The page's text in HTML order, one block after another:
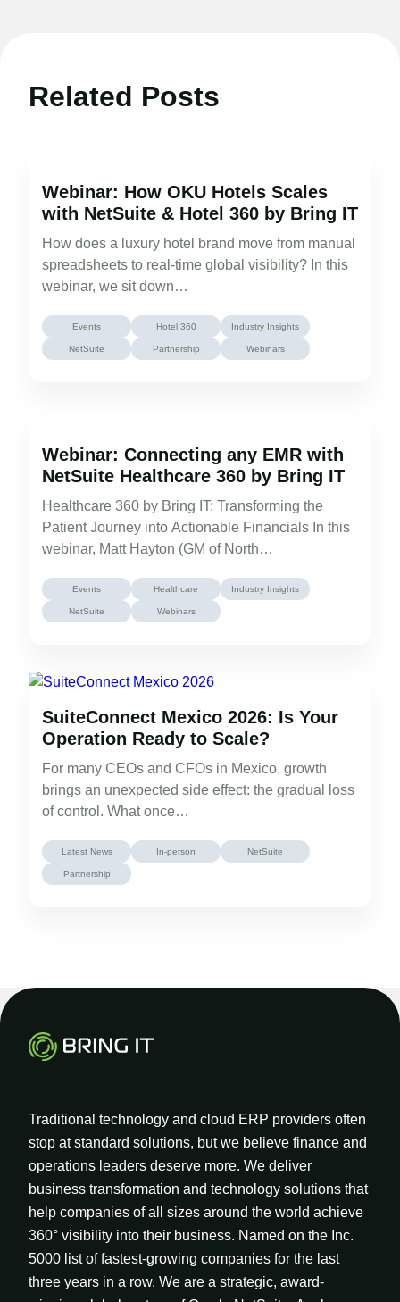
Related Posts
Webinar: How OKU Hotels Scales
with NetSuite & Hotel 360 by Bring IT
How does a luxury hotel brand move from manual
spreadsheets to real-time global visibility? In this
webinar, we sit down…
Events Hotel 360 Industry Insights
NetSuite Partnership Webinars
Webinar: Connecting any EMR with
NetSuite Healthcare 360 by Bring IT
Healthcare 360 by Bring IT: Transforming the
Patient Journey into Actionable Financials In this
webinar, Matt Hayton (GM of North…
Events Healthcare Industry Insights
NetSuite Webinars
SuiteConnect Mexico 2026: Is Your
Operation Ready to Scale?
For many CEOs and CFOs in Mexico, growth
brings an unexpected side effect: the gradual loss
of control. What once…
Latest News In-person NetSuite
Partnership
Traditional technology and cloud ERP providers often
stop at standard solutions, but we believe finance and
operations leaders deserve more. We deliver
business transformation and technology solutions that
help companies of all sizes around the world achieve
360° visibility into their business. Named on the Inc.
5000 list of fastest-growing companies for the last
three years in a row. We are a strategic, award-